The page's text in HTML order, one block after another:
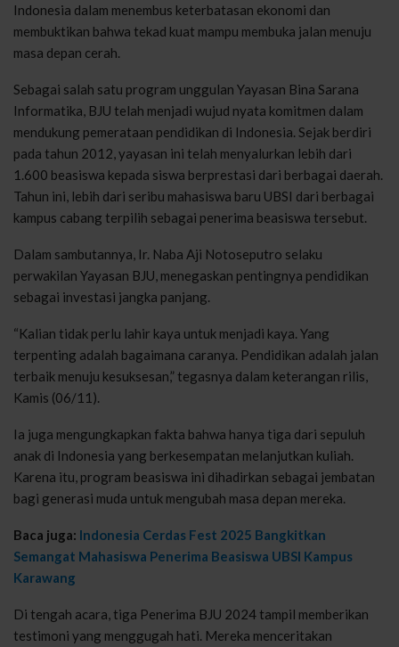
Indonesia dalam menembus keterbatasan ekonomi dan
membuktikan bahwa tekad kuat mampu membuka jalan menuju
masa depan cerah.
Sebagai salah satu program unggulan Yayasan Bina Sarana
Informatika, BJU telah menjadi wujud nyata komitmen dalam
mendukung pemerataan pendidikan di Indonesia. Sejak berdiri
pada tahun 2012, yayasan ini telah menyalurkan lebih dari
1.600 beasiswa kepada siswa berprestasi dari berbagai daerah.
Tahun ini, lebih dari seribu mahasiswa baru UBSI dari berbagai
kampus cabang terpilih sebagai penerima beasiswa tersebut.
Dalam sambutannya, Ir. Naba Aji Notoseputro selaku
perwakilan Yayasan BJU, menegaskan pentingnya pendidikan
sebagai investasi jangka panjang.
“Kalian tidak perlu lahir kaya untuk menjadi kaya. Yang
terpenting adalah bagaimana caranya. Pendidikan adalah jalan
terbaik menuju kesuksesan,” tegasnya dalam keterangan rilis,
Kamis (06/11).
Ia juga mengungkapkan fakta bahwa hanya tiga dari sepuluh
anak di Indonesia yang berkesempatan melanjutkan kuliah.
Karena itu, program beasiswa ini dihadirkan sebagai jembatan
bagi generasi muda untuk mengubah masa depan mereka.
Baca juga: Indonesia Cerdas Fest 2025 Bangkitkan
Semangat Mahasiswa Penerima Beasiswa UBSI Kampus
Karawang
Di tengah acara, tiga Penerima BJU 2024 tampil memberikan
testimoni yang menggugah hati. Mereka menceritakan